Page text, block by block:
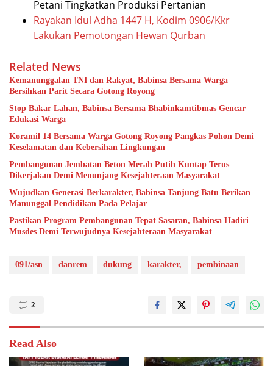
Petani Tingkatkan Produksi Pertanian
Rayakan Idul Adha 1447 H, Kodim 0906/Kkr
Lakukan Pemotongan Hewan Qurban
Related News
Kemanunggalan TNI dan Rakyat, Babinsa Bersama Warga
Bersihkan Parit Secara Gotong Royong
Stop Bakar Lahan, Babinsa Bersama Bhabinkamtibmas Gencar
Edukasi Warga
Koramil 14 Bersama Warga Gotong Royong Pangkas Pohon Demi
Keselamatan dan Kebersihan Lingkungan
Pembangunan Jembatan Beton Merah Putih Kuntap Terus
Dikerjakan Demi Menunjang Kesejahteraan Masyarakat
Wujudkan Generasi Berkarakter, Babinsa Tanjung Batu Berikan
Manunggal Pendidikan Pada Pelajar
Pastikan Program Pembangunan Tepat Sasaran, Babinsa Hadiri
Musdes Demi Terwujudnya Kesejahteraan Masyarakat
091/asn danrem dukung karakter, pembinaan
2
Read Also